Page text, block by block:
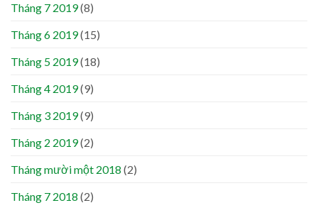
Tháng 7 2019(8)
Tháng 6 2019(15)
Tháng 5 2019(18)
Tháng 4 2019(9)
Tháng 3 2019(9)
Tháng 2 2019(2)
Tháng mười một 2018 (2)
Tháng 7 2018 (2)